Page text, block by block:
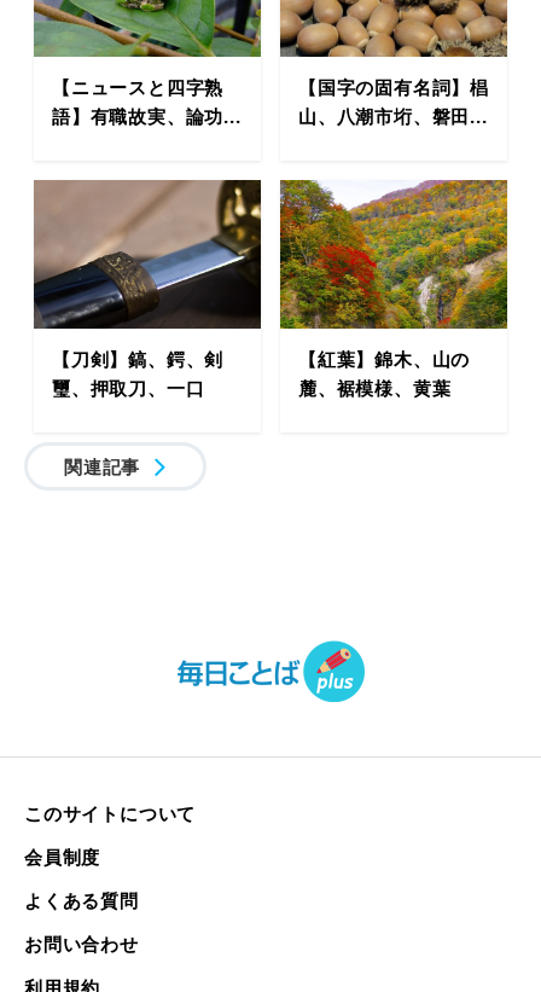
【ニュースと四字熟
語】有職故実、論功...
【国字の固有名詞】椙
山、八潮市垳、磐田...
【刀剣】鎬、鍔、剣
璽、押取刀、一口
【紅葉】錦木、山の
麓、裾模様、黄葉
関連記事
このサイトについて
会員制度
よくある質問
お問い合わせ
利用規約